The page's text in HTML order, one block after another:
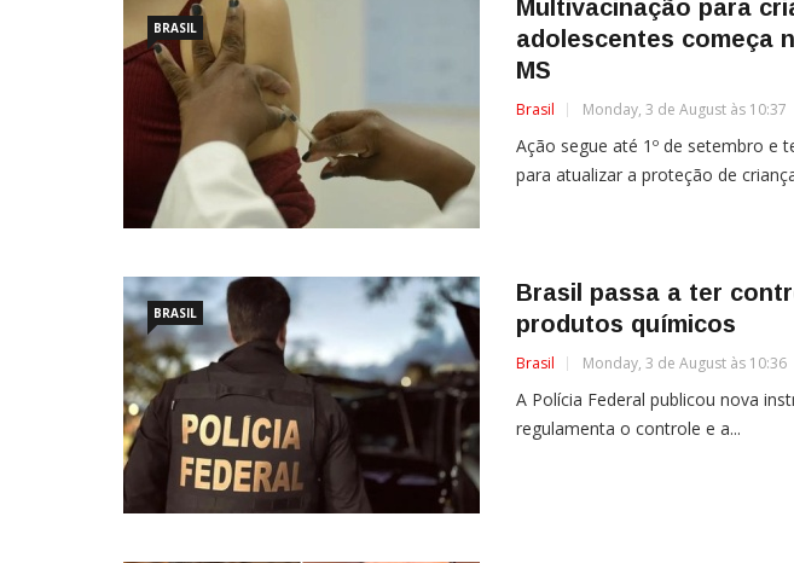
BRASIL
Multivacinação para
adolescentes começa
MS
Brasil Monday, 3 de August às 10:37
Ação segue até 1º de setembro e
para atualizar a proteção de
BRASIL
Brasil passa a ter
produtos químicos
Brasil Monday, 3 de August às 10:36
A Polícia Federal publicou nova
regulamenta o controle e a...